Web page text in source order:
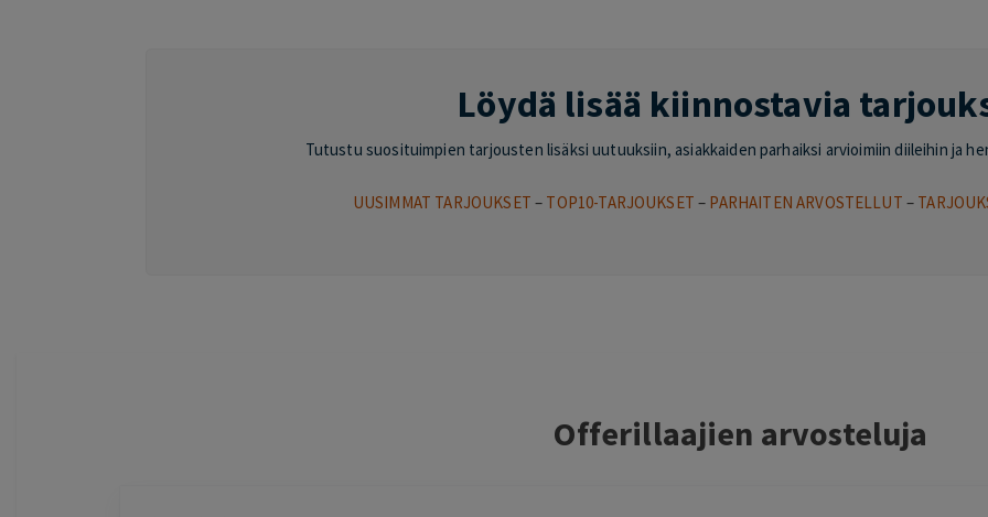
Löydä lisää kiinnostavia
Tutustu suosituimpien tarjousten lisäksi uutuuksiin, asiakkaiden parhaiksi arvioimiin diileihin ja
UUSIMMAT TARJOUKSET – TOP10-TARJOUKSET – PARHAITEN ARVOSTELLUT –
Offerillaajien arvosteluja